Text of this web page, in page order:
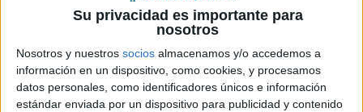
Su privacidad es importante para
nosotros
Nosotros y nuestros socios almacenamos y/o accedemos a
información en un dispositivo, como cookies, y procesamos
datos personales, como identificadores únicos e información
estándar enviada por un dispositivo para publicidad y contenido
David Pérez "Davicine" 14 mayo, 2026